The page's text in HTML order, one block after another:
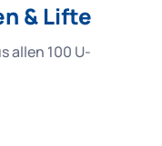
& Lifte
allen 100 U-